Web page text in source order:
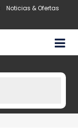
Noticias & Ofertas